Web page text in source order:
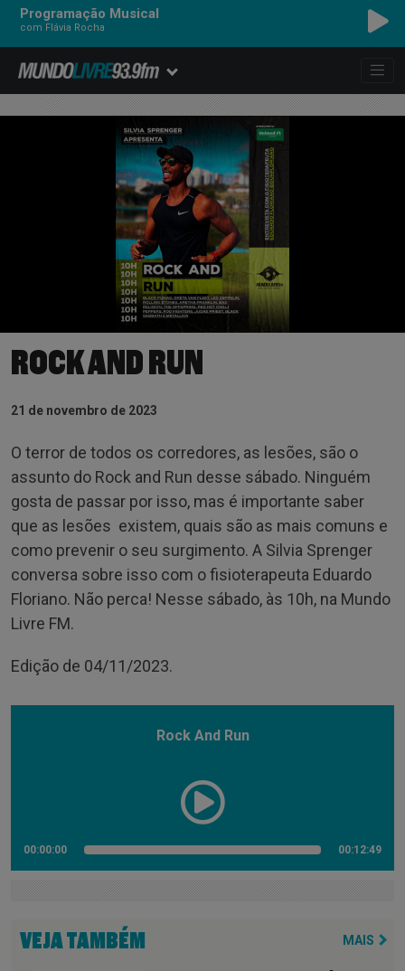
Programação Musical
com Flávia Rocha
ROCK AND RUN
21 de novembro de 2023
O terror de todos os corredores, as lesões, são o
assunto do Rock and Run desse sábado. Ninguém
gosta de passar por isso, mas é importante saber
que as lesões existem, quais são as mais comuns e
como prevenir o seu surgimento. A Silvia Sprenger
conversa sobre isso com o fisioterapeuta Eduardo
Floriano. Não perca! Nesse sábado, às 10h, na Mundo
Livre FM.
Edição de 04/11/2023.
Rock And Run
00:00:00 00:12:49
VEJA TAMBÉM MAIS